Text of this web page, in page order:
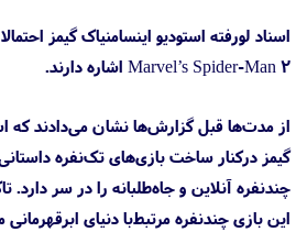
اسناد لورفته استودیو اینسامنیاک گیمز
Marvel’s Spider-Man 2 اشاره دارند.
از مدت‌ها قبل گزارش‌ها نشان می‌دادند که
گیمز درکنار ساخت بازی‌های تک‌نفره
چندنفره آنلاین و جاه‌طلبانه را در سر
این بازی چندنفره مرتبط‌با دنیای